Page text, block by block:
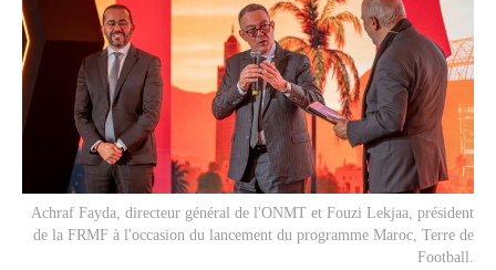
Achraf Fayda, directeur général de l'ONMT et Fouzi Lekjaa, président
de la FRMF à l'occasion du lancement du programme Maroc, Terre de
Football .